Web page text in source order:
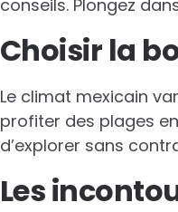
conseils. Plongez
Choisir la
Le climat mexicain
profiter des plages
d’explorer sans
Les